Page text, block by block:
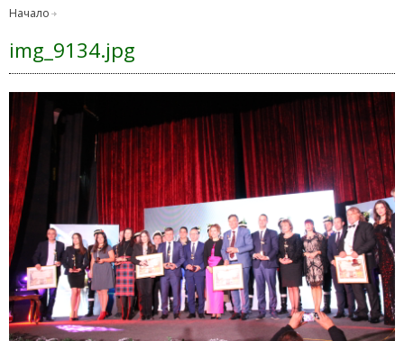
Начало
img_9134.jpg